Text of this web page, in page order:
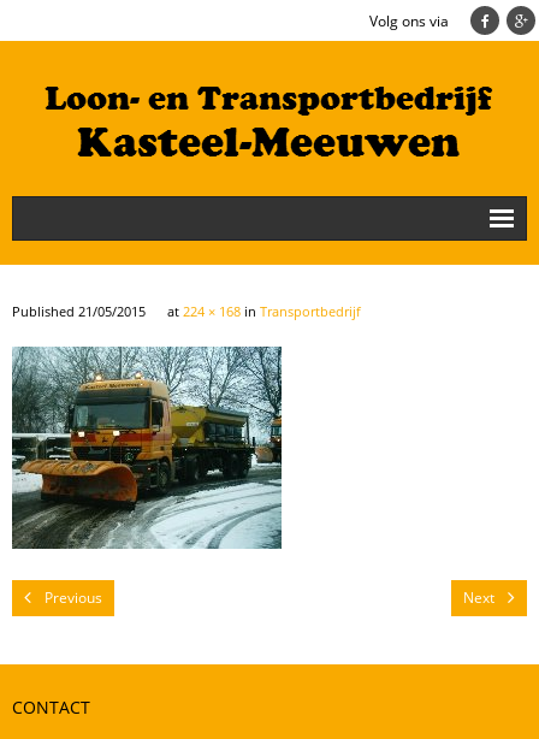
Volg ons via
Nieuws
Loonbedrijf
Transportbedrijf
Cultuurtechniek/Grondwerk
Geschiedenis
Te koop
Mestverwerking
Video’s
Published 21/05/2015 at 224 × 168 in Transportbedrijf
Previous Next
CONTACT